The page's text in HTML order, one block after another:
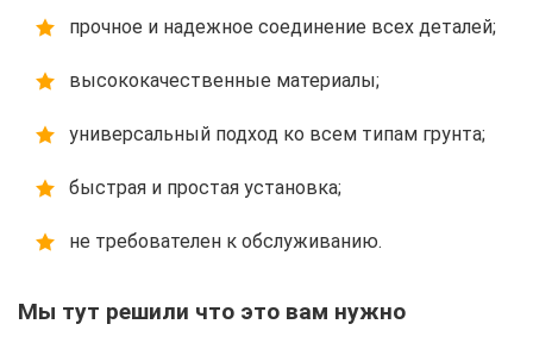
прочное и надежное соединение всех деталей;
высококачественные материалы;
универсальный подход ко всем типам грунта;
быстрая и простая установка;
не требователен к обслуживанию.
Мы тут решили что это вам нужно